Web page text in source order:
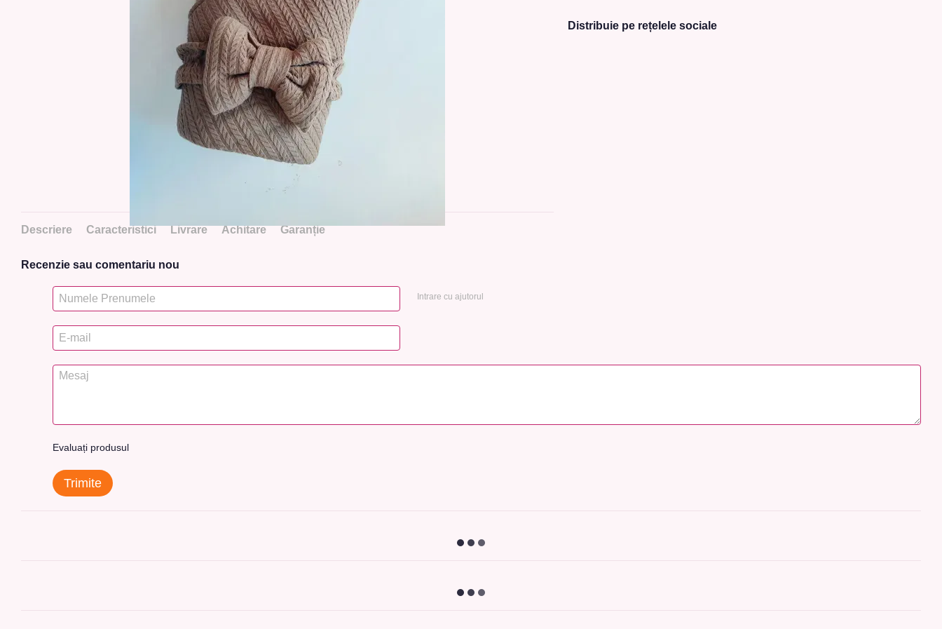
Descriere Caracteristici Livrare Achitare Garanție
Distribuie pe rețelele sociale
Recenzie sau comentariu nou
Intrare cu ajutorul
Evaluați produsul
Trimite